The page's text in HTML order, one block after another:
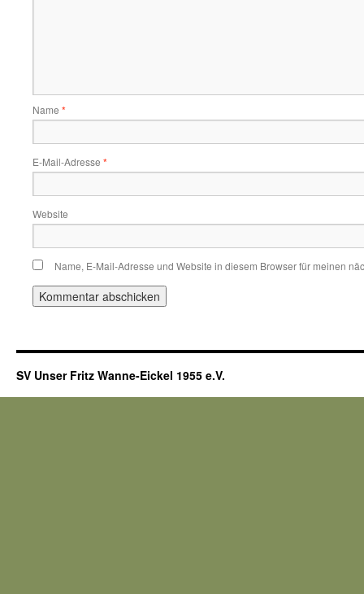
Name *
E-Mail-Adresse *
Website
Name, E-Mail-Adresse und Website in diesem Browser für meinen
SV Unser Fritz Wanne-Eickel 1955 e.V.